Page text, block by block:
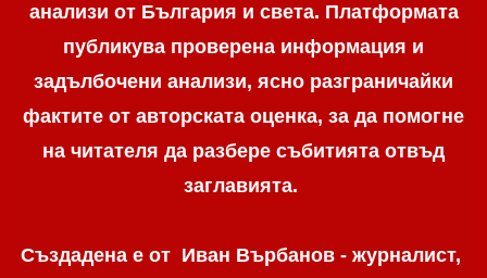
анализи от България и света. Платформата
публикува проверена информация и
задълбочени анализи, ясно разграничaйки
фактите от авторската оценка, за да помогне
на читателя да разбере събитията отвъд
заглавията.
Създадена е от Иван Върбанов - журналист,